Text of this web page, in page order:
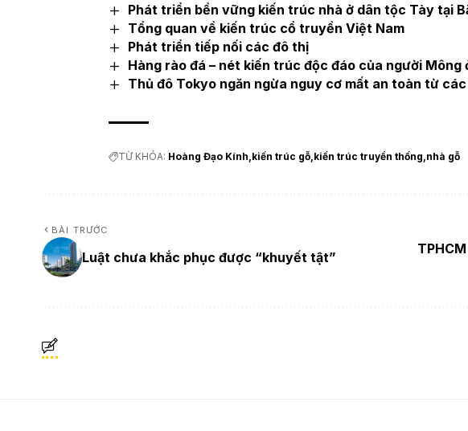
Phát triển bền vững kiến trúc nhà ở dân tộc Tày tại
Tổng quan về kiến trúc cổ truyền Việt Nam
Phát triển tiếp nối các đô thị
Hàng rào đá – nét kiến trúc độc đáo của người Mông
Thủ đô Tokyo ngăn ngừa nguy cơ mất an toàn từ
TỪ KHÓA: Hoàng Đạo Kính kiến trúc gỗ kiến trúc truyền thống nhà gỗ
BÀI TRƯỚC
Luật chưa khắc phục được “khuyết tật”